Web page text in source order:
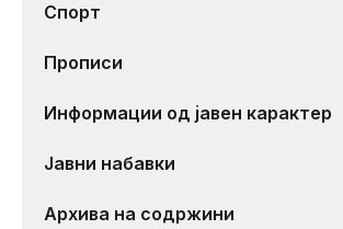
Спорт
Прописи
Информации од јавен карактер
Јавни набавки
Архива на содржини